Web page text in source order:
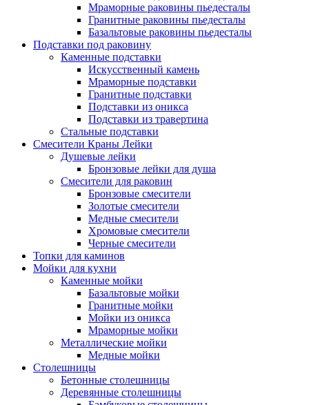
Мраморные раковины пьедесталы
Гранитные раковины пьедесталы
Базальтовые раковины пьедесталы
Подставки под раковину
Каменные подставки
Искусственный камень
Мраморные подставки
Гранитные подставки
Подставки из оникса
Подставки из травертина
Стальные подставки
Смесители Краны Лейки
Душевые лейки
Бронзовые лейки для душа
Смесители для раковин
Бронзовые смесители
Золотые смесители
Медные смесители
Хромовые смесители
Черные смесители
Топки для каминов
Мойки для кухни
Каменные мойки
Базальтовые мойки
Гранитные мойки
Мойки из оникса
Мраморные мойки
Металлические мойки
Медные мойки
Столешницы
Бетонные столешницы
Деревянные столешницы